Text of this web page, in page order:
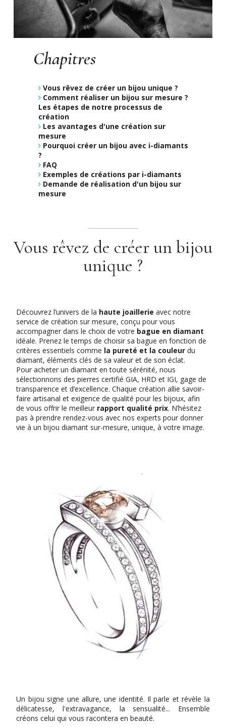
Chapitres
Vous rêvez de créer un bijou unique ?
Comment réaliser un bijou sur mesure ?
Les étapes de notre processus de
création
Les avantages d'une création sur
mesure
Pourquoi créer un bijou avec i-diamants
?
FAQ
Exemples de créations par i-diamants
Demande de réalisation d'un bijou sur
mesure
Vous rêvez de créer un bijou
unique ?
Découvrez l’univers de la haute joaillerie avec notre
service de création sur mesure, conçu pour vous
accompagner dans le choix de votre bague en diamant
idéale. Prenez le temps de choisir sa bague en fonction de
critères essentiels comme la pureté et la couleur du
diamant, éléments clés de sa valeur et de son éclat.
Pour acheter un diamant en toute sérénité, nous
sélectionnons des pierres certifié GIA, HRD et IGI, gage de
transparence et d’excellence. Chaque création allie savoir-
faire artisanal et exigence de qualité pour les bijoux, afin
de vous offrir le meilleur rapport qualité prix. N’hésitez
pas à prendre rendez-vous avec nos experts pour donner
vie à un bijou diamant sur-mesure, unique, à votre image.
Un bijou signe une allure, une identité. Il parle et révèle la
délicatesse, l'extravagance, la sensualité... Ensemble
créons celui qui vous racontera en beauté.